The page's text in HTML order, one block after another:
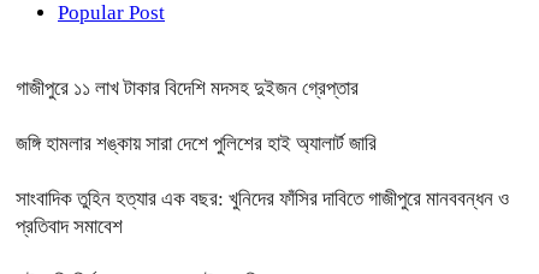
Popular Post
গাজীপুরে ১১ লাখ টাকার বিদেশি মদসহ দুইজন গ্রেপ্তার
জঙ্গি হামলার শঙ্কায় সারা দেশে পুলিশের হাই অ্যালার্ট জারি
সাংবাদিক তুহিন হত্যার এক বছর: খুনিদের ফাঁসির দাবিতে গাজীপুরে মানববন্ধন ও
প্রতিবাদ সমাবেশ